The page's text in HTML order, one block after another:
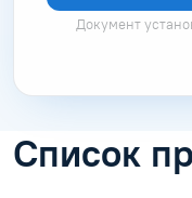
Документ
Список